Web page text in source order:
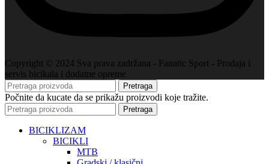
Copyright © 2024 Sva prava zadržana - Fanatic Sport - Prodaja i
servis bicikala i dodatne opreme
Pretraga
Počnite da kucate da se prikažu proizvodi koje tražite.
Pretraga
BICIKLIZAM
BICIKLI
MTB